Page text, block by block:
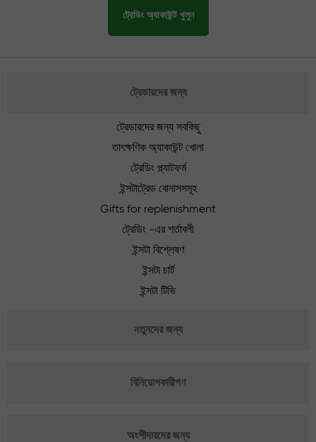
ট্রেডিং অ্যাকাউন্ট খুলুন
ট্রেডারদের জন্য
ট্রেডারদের জন্য সবকিছু
তাৎক্ষণিক অ্যাকাউন্ট খোলা
ট্রেডিং প্ল্যাটফর্ম
ইন্সটাট্রেড বোনাসসমূহ
Gifts for replenishment
ট্রেডিং -এর শর্তাবলী
ইন্সটা বিশ্লেষণ
ইন্সটা চার্ট
ইন্সটা টিভি
নতুনদের জন্য
বিনিয়োগকারীগণ
অংশীদারদের জন্য